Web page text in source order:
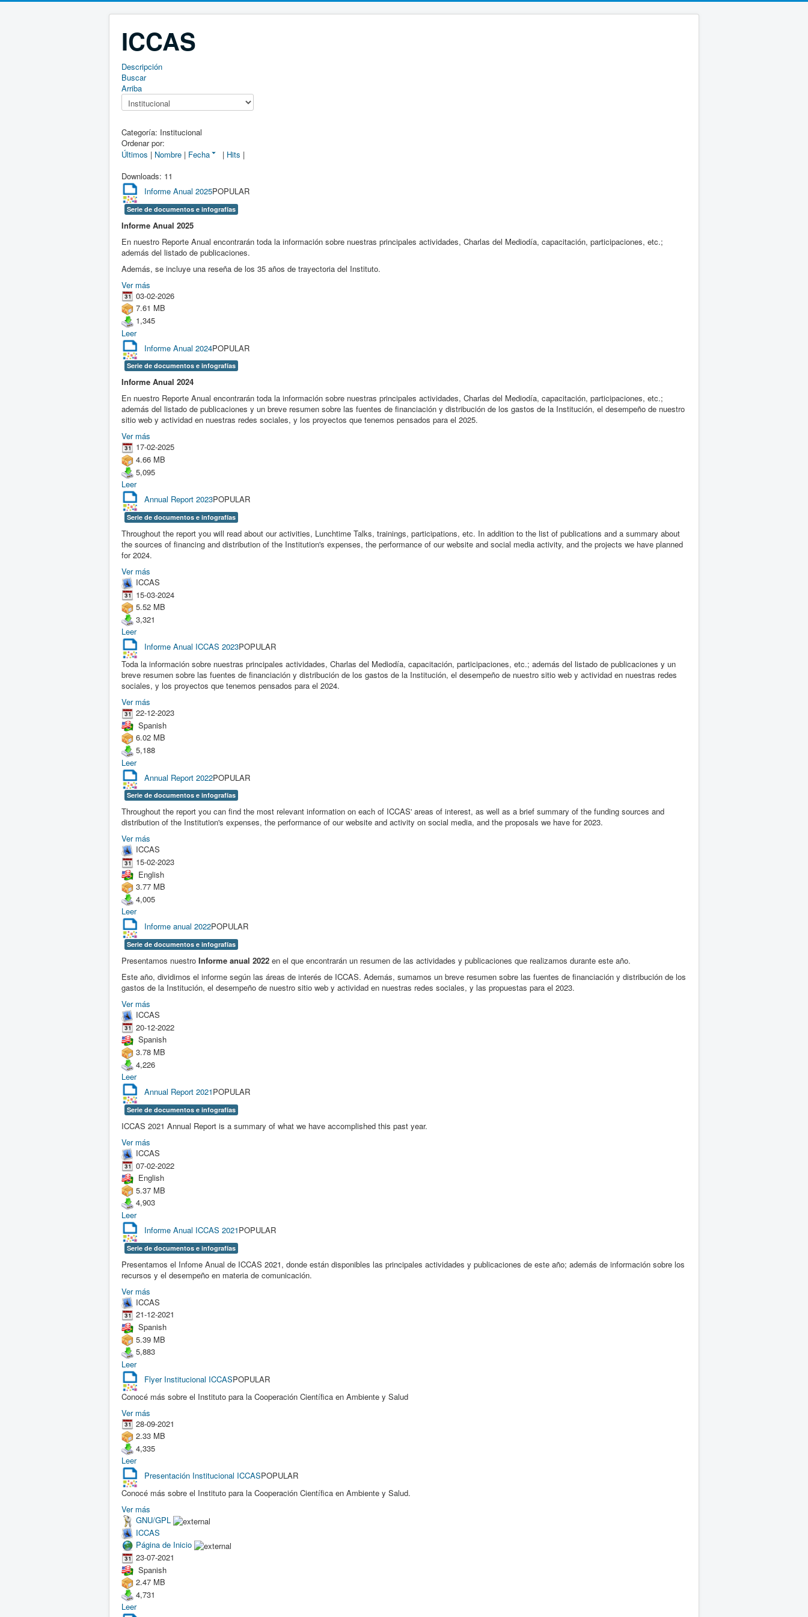
ICCAS
Descripción
Buscar
Arriba
Categoría: Institucional
Ordenar por:
Últimos | Nombre | Fecha | Hits |
Downloads: 11
Informe Anual 2025POPULAR
Serie de documentos e infografías
Informe Anual 2025
En nuestro Reporte Anual encontrarán toda la información sobre nuestras principales actividades, Charlas del Mediodía, capacitación, participaciones, etc.;
además del listado de publicaciones.
Además, se incluye una reseña de los 35 años de trayectoria del Instituto.
Ver más
03-02-2026
7.61 MB
1,345
Leer
Informe Anual 2024POPULAR
Serie de documentos e infografías
Informe Anual 2024
En nuestro Reporte Anual encontrarán toda la información sobre nuestras principales actividades, Charlas del Mediodía, capacitación, participaciones, etc.;
además del listado de publicaciones y un breve resumen sobre las fuentes de financiación y distribución de los gastos de la Institución, el desempeño de nuestro
sitio web y actividad en nuestras redes sociales, y los proyectos que tenemos pensados para el 2025.
Ver más
17-02-2025
4.66 MB
5,095
Leer
Annual Report 2023POPULAR
Serie de documentos e infografías
Throughout the report you will read about our activities, Lunchtime Talks, trainings, participations, etc. In addition to the list of publications and a summary about
the sources of financing and distribution of the Institution's expenses, the performance of our website and social media activity, and the projects we have planned
for 2024.
Ver más
ICCAS
15-03-2024
5.52 MB
3,321
Leer
Informe Anual ICCAS 2023POPULAR
Toda la información sobre nuestras principales actividades, Charlas del Mediodía, capacitación, participaciones, etc.; además del listado de publicaciones y un
breve resumen sobre las fuentes de financiación y distribución de los gastos de la Institución, el desempeño de nuestro sitio web y actividad en nuestras redes
sociales, y los proyectos que tenemos pensados para el 2024.
Ver más
22-12-2023
Spanish
6.02 MB
5,188
Leer
Annual Report 2022POPULAR
Serie de documentos e infografías
Throughout the report you can find the most relevant information on each of ICCAS' areas of interest, as well as a brief summary of the funding sources and
distribution of the Institution's expenses, the performance of our website and activity on social media, and the proposals we have for 2023.
Ver más
ICCAS
15-02-2023
English
3.77 MB
4,005
Leer
Informe anual 2022POPULAR
Serie de documentos e infografías
Presentamos nuestro Informe anual 2022 en el que encontrarán un resumen de las actividades y publicaciones que realizamos durante este año.
Este año, dividimos el informe según las áreas de interés de ICCAS. Además, sumamos un breve resumen sobre las fuentes de financiación y distribución de los
gastos de la Institución, el desempeño de nuestro sitio web y actividad en nuestras redes sociales, y las propuestas para el 2023.
Ver más
ICCAS
20-12-2022
Spanish
3.78 MB
4,226
Leer
Annual Report 2021POPULAR
Serie de documentos e infografías
ICCAS 2021 Annual Report is a summary of what we have accomplished this past year.
Ver más
ICCAS
07-02-2022
English
5.37 MB
4,903
Leer
Informe Anual ICCAS 2021POPULAR
Serie de documentos e infografías
Presentamos el Infome Anual de ICCAS 2021, donde están disponibles las principales actividades y publicaciones de este año; además de información sobre los
recursos y el desempeño en materia de comunicación.
Ver más
ICCAS
21-12-2021
Spanish
5.39 MB
5,883
Leer
Flyer Institucional ICCASPOPULAR
Conocé más sobre el Instituto para la Cooperación Científica en Ambiente y Salud
Ver más
28-09-2021
2.33 MB
4,335
Leer
Presentación Institucional ICCASPOPULAR
Conocé más sobre el Instituto para la Cooperación Científica en Ambiente y Salud.
Ver más
GNU/GPL
ICCAS
Página de Inicio
23-07-2021
Spanish
2.47 MB
4,731
Leer